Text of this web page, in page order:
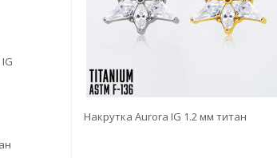
Накрутка Aurora IG 1.2 мм титан